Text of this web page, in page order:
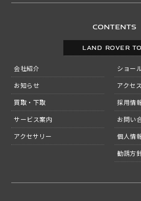
CONTENTS
LAND ROVER
会社紹介
お知らせ
買取・下取
サービス案内
アクセサリー
ショー
アクセス
採用情
お問い
個人情
勧誘方